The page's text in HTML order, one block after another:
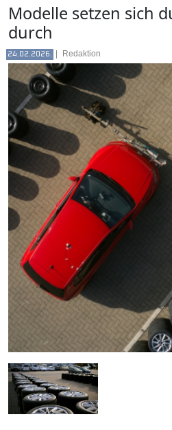
Modelle setzen sich
durch
24.02.2026. Redaktion